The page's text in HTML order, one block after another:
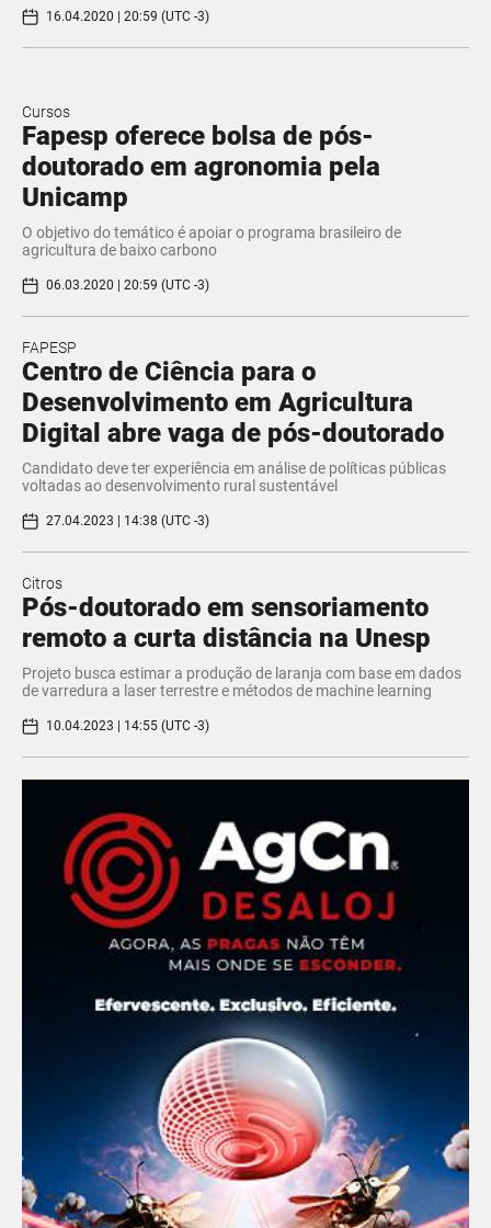
16.04.2020 | 20:59 (UTC -3)
Cursos
Fapesp oferece bolsa de pós-
doutorado em agronomia pela
Unicamp
O objetivo do temático é apoiar o programa brasileiro de
agricultura de baixo carbono
06.03.2020 | 20:59 (UTC -3)
FAPESP
Centro de Ciência para o
Desenvolvimento em Agricultura
Digital abre vaga de pós-doutorado
Candidato deve ter experiência em análise de políticas públicas
voltadas ao desenvolvimento rural sustentável
27.04.2023 | 14:38 (UTC -3)
Citros
Pós-doutorado em sensoriamento
remoto a curta distância na Unesp
Projeto busca estimar a produção de laranja com base em dados
de varredura a laser terrestre e métodos de machine learning
10.04.2023 | 14:55 (UTC -3)